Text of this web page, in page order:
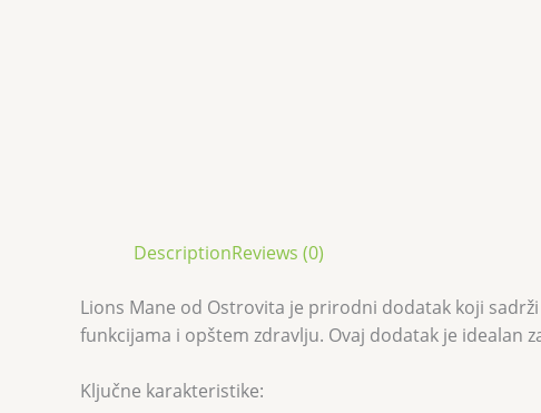
DescriptionReviews (0)
Lions Mane od Ostrovita je prirodni dodatak koji
funkcijama i opštem zdravlju. Ovaj dodatak je idealan
Ključne karakteristike: